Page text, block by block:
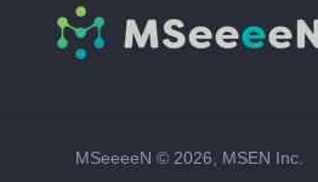
MSeeeeN © 2026, MSEN Inc.